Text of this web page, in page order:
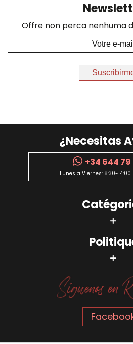
Offre non perca nenhuma
¿Necesitas
+34 644 79
Lunes a Viernes: 8:30-